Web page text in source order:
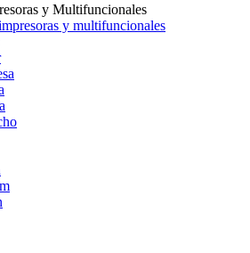
y Multifuncionales
y multifuncionales